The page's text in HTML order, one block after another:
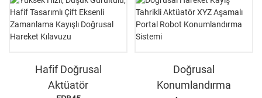
Hafif Doğrusal
Aktüatör
Doğrusal
Konumlandırma